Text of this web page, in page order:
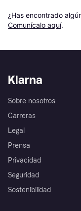
¿Has encontrado
Comunícalo aquí.
Klarna
Sobre nosotros
Carreras
Legal
Prensa
Privacidad
Seguridad
Sostenibilidad